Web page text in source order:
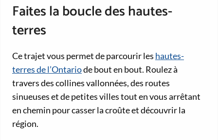
Faites la boucle des hautes-
terres
Ce trajet vous permet de parcourir les hautes-
terres de l’Ontariode bout en bout. Roulez à
travers des collines vallonnées, des routes
sinueuses et de petites villes tout en vous arrêtant
en chemin pour casser la croûte et découvrir la
région.